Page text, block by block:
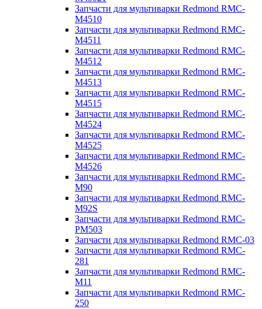
Запчасти для мультиварки Redmond RMC-
M4510
Запчасти для мультиварки Redmond RMC-
M4511
Запчасти для мультиварки Redmond RMC-
M4512
Запчасти для мультиварки Redmond RMC-
M4513
Запчасти для мультиварки Redmond RMC-
M4515
Запчасти для мультиварки Redmond RMC-
M4524
Запчасти для мультиварки Redmond RMC-
M4525
Запчасти для мультиварки Redmond RMC-
M4526
Запчасти для мультиварки Redmond RMC-
M90
Запчасти для мультиварки Redmond RMC-
M92S
Запчасти для мультиварки Redmond RMC-
PM503
Запчасти для мультиварки Redmond RMC-03
Запчасти для мультиварки Redmond RMC-
281
Запчасти для мультиварки Redmond RMC-
M11
Запчасти для мультиварки Redmond RMC-
250